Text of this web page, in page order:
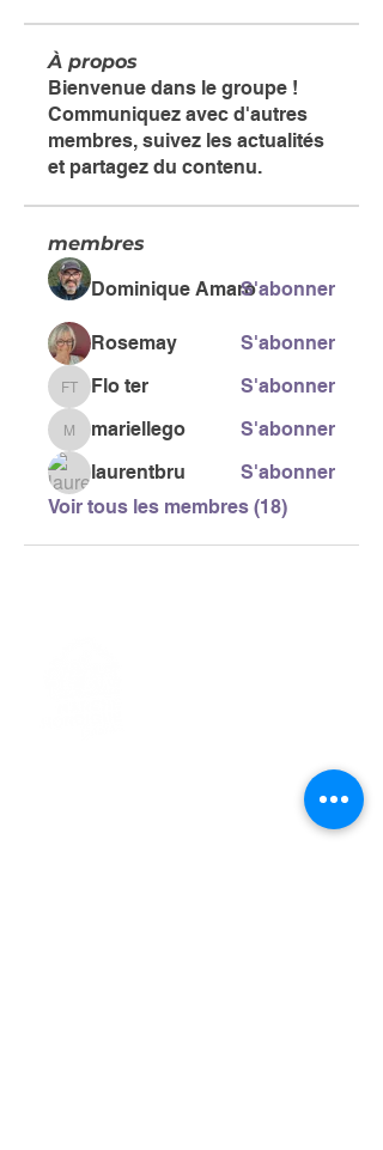
À propos
Bienvenue dans le groupe !
Communiquez avec d'autres
membres, suivez les actualités
et partagez du contenu.
membres
Dominique AmaroS'abonner
Rosemay S'abonner
Flo terFlo ter S'abonner
mariellego
mariellego
S'abonner
laurentbru
S'abonner
Voir tous les membres (18)